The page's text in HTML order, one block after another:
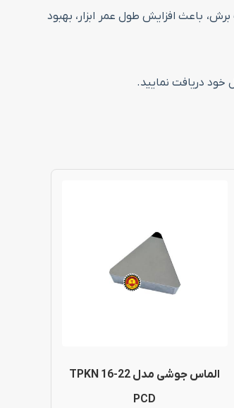
تنظیم صحیح سرعت برش، باعث افزایش طول عمر ابزار، بهبود
خود دریافت نمایید.
الماس جوشی مدل TPKN 16-22
PCD